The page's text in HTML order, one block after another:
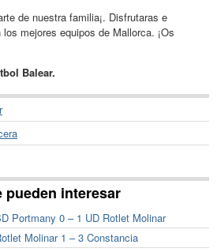
de nuestra familia¡. Disfrutaras e
mejores equipos de Mallorca. ¡Os
Balear.
pueden interesar
Portmany 0 – 1 UD Rotlet Molinar
Molinar 1 – 3 Constancia